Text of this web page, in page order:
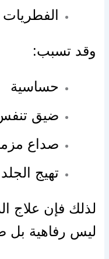
الفطريات
وقد تسبب:
حساسية
ضيق
صداع
تهيج الجلد
لذلك فإن علاج
ليس رفاهية بل